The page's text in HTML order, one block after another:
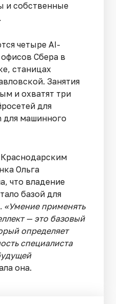
и собственные
четыре AI-
Сбера в
станицах
Занятия
и охватят три
для
для машинного
Ольга
что владение
базой для
«Умение применять
— это базовый
определяет
специалиста
она.